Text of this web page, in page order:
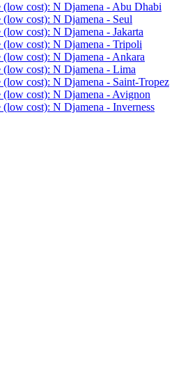
(low cost): N Djamena - Abu Dhabi
cost): N Djamena - Seul
cost): N Djamena - Jakarta
(low cost): N Djamena - Tripoli
cost): N Djamena - Ankara
(low cost): N Djamena - Lima
cost): N Djamena - Saint-Tropez
(low cost): N Djamena - Avignon
cost): N Djamena - Inverness